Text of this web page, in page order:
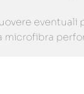
eventuali
microfibra